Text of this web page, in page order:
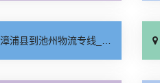
漳浦县到池州物流专线_运价行情「运价实惠」